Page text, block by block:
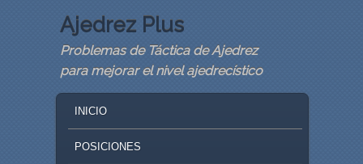
Ajedrez Plus
Problemas de Táctica de Ajedrez
para mejorar el nivel ajedrecístico
SKIP TO PRIMARY CONTENT
SKIP TO SECONDARY CONTENT
INICIO
POSICIONES